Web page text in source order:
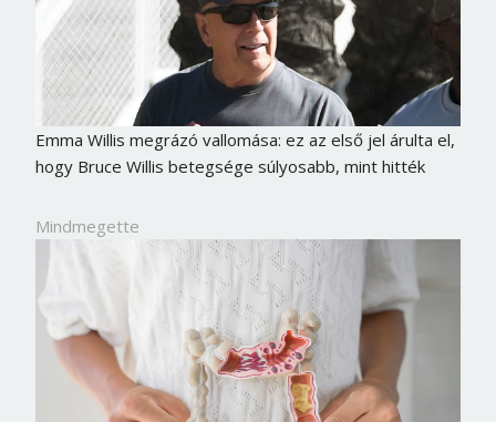
Emma Willis megrázó vallomása: ez az első jel árulta el,
hogy Bruce Willis betegsége súlyosabb, mint hitték
Mindmegette
Jelszó
Bejelentkezés